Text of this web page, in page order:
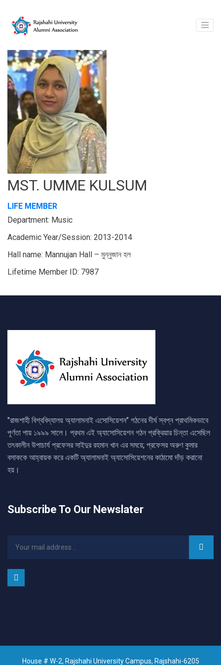
MST. UMME KULSUM
LIFE MEMBER
Department: Music
Academic Year/Session: 2013-2014
Hall name: Mannujan Hall – মুন্নুজান হল
Lifetime Member ID: 7987
"রাজশাহী বিশ্ববিদ্যালয় অ্যালামনাই এসোসিয়েশন" গঠনের দীর্ঘ স্বপ্ন প্রাথমিকভাবে
পূর্ণতা পায় ১৯৯৯ সালে। প্রথম এই অ্যাসোসিয়েশন গঠন প্রক্রিয়ার চিন্তা এসেছিল
তৎকালীন উপাচার্য প্রফেসর সাইদুর রহমান খান এর সময়ে; প্রফেসর অরুণ কুমার
বসাককে আহ্বায়ক করে একটি অ্যালামনাই অ্যাসোসিয়েশনের কাঠামো দাঁড় করানো
হয়।
Subscribe To Our Newslater
House # W-2, Rajshahi University Campus, Rajshahi-6205